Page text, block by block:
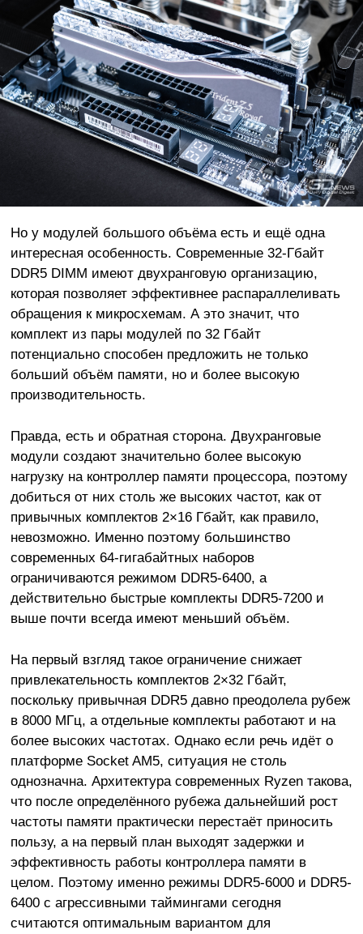
Но у модулей большого объёма есть и ещё одна
интересная особенность. Современные 32-Гбайт
DDR5 DIMM имеют двухранговую организацию,
которая позволяет эффективнее распараллеливать
обращения к микросхемам. А это значит, что
комплект из пары модулей по 32 Гбайт
потенциально способен предложить не только
больший объём памяти, но и более высокую
производительность.
Правда, есть и обратная сторона. Двухранговые
модули создают значительно более высокую
нагрузку на контроллер памяти процессора, поэтому
добиться от них столь же высоких частот, как от
привычных комплектов 2×16 Гбайт, как правило,
невозможно. Именно поэтому большинство
современных 64-гигабайтных наборов
ограничиваются режимом DDR5-6400, а
действительно быстрые комплекты DDR5-7200 и
выше почти всегда имеют меньший объём.
На первый взгляд такое ограничение снижает
привлекательность комплектов 2×32 Гбайт,
поскольку привычная DDR5 давно преодолела рубеж
в 8000 МГц, а отдельные комплекты работают и на
более высоких частотах. Однако если речь идёт о
платформе Socket AM5, ситуация не столь
однозначна. Архитектура современных Ryzen такова,
что после определённого рубежа дальнейший рост
частоты памяти практически перестаёт приносить
пользу, а на первый план выходят задержки и
эффективность работы контроллера памяти в
целом. Поэтому именно режимы DDR5-6000 и DDR5-
6400 с агрессивными таймингами сегодня
считаются оптимальным вариантом для